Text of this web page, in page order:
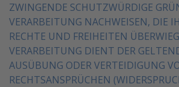
ZWINGENDE SCHUTZWÜRDIGE
VERARBEITUNG NACHWEISEN, DIE
RECHTE UND FREIHEITEN
VERARBEITUNG DIENT DER
AUSÜBUNG ODER VERTEIDIGUNG
RECHTSANSPRÜCHEN